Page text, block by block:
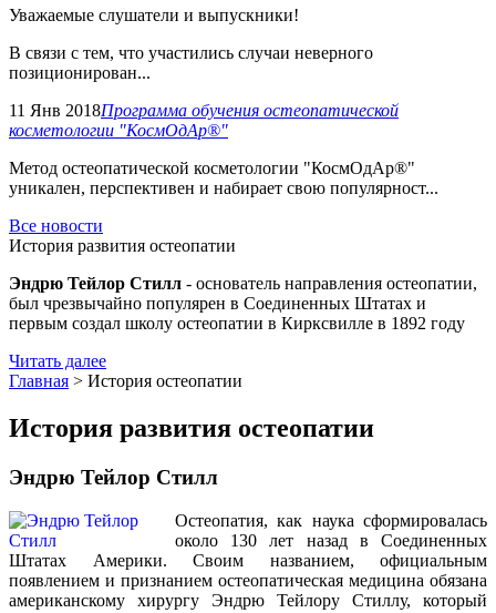
Уважаемые слушатели и выпускники!
В связи с тем, что участились случаи неверного
позиционирован...
11 Янв 2018Программа обучения остеопатической
косметологии "КосмОдАр®"
Метод остеопатической косметологии "КосмОдАр®"
уникален, перспективен и набирает свою популярност...
Все новости
История развития остеопатии
Эндрю Тейлор Стилл - основатель направления остеопатии,
был чрезвычайно популярен в Соединенных Штатах и
первым создал школу остеопатии в Кирксвилле в 1892 году
Читать далее
Главная > История остеопатии
История развития остеопатии
Эндрю Тейлор Стилл
Остеопатия, как наука сформировалась
около 130 лет назад в Соединенных
Штатах Америки. Своим названием, официальным
появлением и признанием остеопатическая медицина обязана
американскому хирургу Эндрю Тейлору Стиллу, который